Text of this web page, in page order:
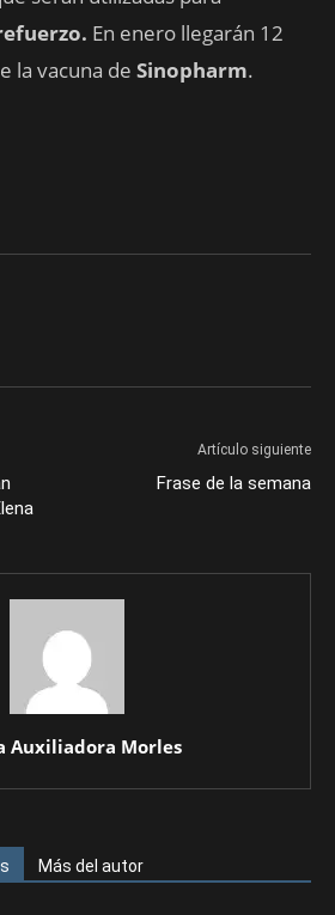
En enero llegarán 12
la vacuna de Sinopharm.
Artículo siguiente
Frase de la semana
Auxiliadora Morles
Más del autor